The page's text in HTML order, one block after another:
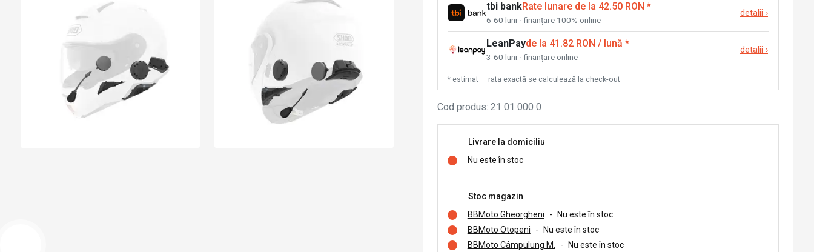
tbi bankRate lunare de la 42.50 RON *
6-60 luni · finanțare 100% online
detalii ›
LeanPayde la 41.82 RON / lună *
3-60 luni · finanțare online
detalii ›
* estimat — rata exactă se calculează la check-out
Cod produs: 21 01 000 0
Livrare la domiciliu
Nu este în stoc
Stoc magazin
BBMoto Gheorgheni
-
Nu este în stoc
BBMoto Otopeni
-
Nu este în stoc
BBMoto Câmpulung M.
- Nu este în stoc